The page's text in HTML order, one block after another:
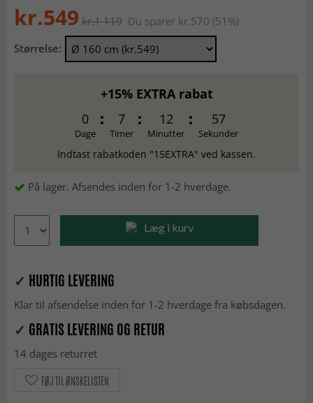
kr.549 kr.1 119 Du sparer kr.570 (51%)
Størrelse:
+15% EXTRA rabat
0
Dage
7
Timer
12
Minutter
56
Sekunder
Indtast rabatkoden "15EXTRA" ved kassen.
På lager. Afsendes inden for 1-2 hverdage.
Læg i kurv
✓ HURTIG LEVERING
Klar til afsendelse inden for 1-2 hverdage fra købsdagen.
✓ GRATIS LEVERING OG RETUR
14 dages returret
FØJ TIL ØNSKELISTEN